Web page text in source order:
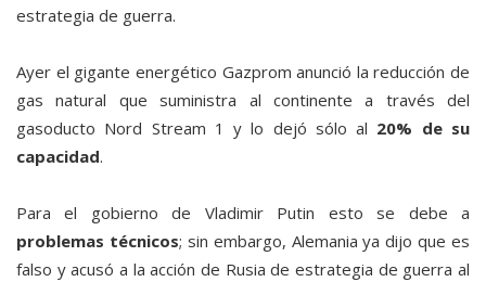
estrategia de guerra.
Ayer el gigante energético Gazprom anunció la reducción de
gas natural que suministra al continente a través del
gasoducto Nord Stream 1 y lo dejó sólo al 20% de su
capacidad.
Para el gobierno de Vladimir Putin esto se debe a
problemas técnicos; sin embargo, Alemania ya dijo que es
falso y acusó a la acción de Rusia de estrategia de guerra al